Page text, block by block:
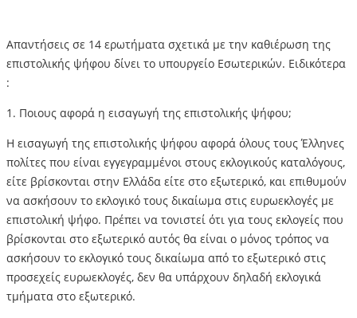
Απαντήσεις σε 14 ερωτήματα σχετικά με την καθιέρωση της
επιστολικής ψήφου δίνει το υπουργείο Εσωτερικών. Ειδικότερα
:
1. Ποιους αφορά η εισαγωγή της επιστολικής ψήφου;
Η εισαγωγή της επιστολικής ψήφου αφορά όλους τους Έλληνες
πολίτες που είναι εγγεγραμμένοι στους εκλογικούς καταλόγους,
είτε βρίσκονται στην Ελλάδα είτε στο εξωτερικό, και επιθυμούν
να ασκήσουν το εκλογικό τους δικαίωμα στις ευρωεκλογές με
επιστολική ψήφο. Πρέπει να τονιστεί ότι για τους εκλογείς που
βρίσκονται στο εξωτερικό αυτός θα είναι ο μόνος τρόπος να
ασκήσουν το εκλογικό τους δικαίωμα από το εξωτερικό στις
προσεχείς ευρωεκλογές, δεν θα υπάρχουν δηλαδή εκλογικά
τμήματα στο εξωτερικό.